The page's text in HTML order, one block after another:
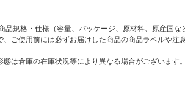
規格・仕様（容量、パッケージ、原材料、原産国な
ご使用前には必ずお届けした商品の商品ラベルや注
は倉庫の在庫状況等により異なる場合がございます